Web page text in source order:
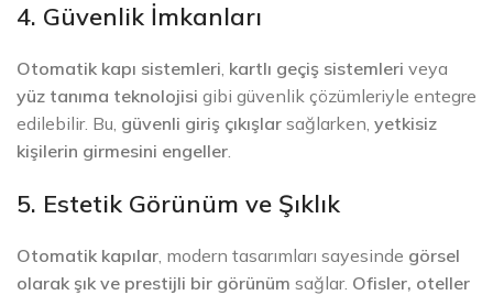
4. Güvenlik İmkanları
Otomatik kapı sistemleri, kartlı geçiş sistemleri veya
yüz tanıma teknolojisi gibi güvenlik çözümleriyle entegre
edilebilir. Bu, güvenli giriş çıkışlar sağlarken, yetkisiz
kişilerin girmesini engeller.
5. Estetik Görünüm ve Şıklık
Otomatik kapılar, modern tasarımları sayesinde görsel
olarak şık ve prestijli bir görünüm sağlar. Ofisler, oteller